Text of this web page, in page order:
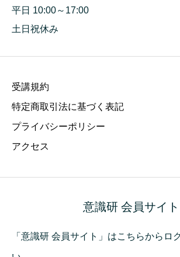
平日 10:00～17:00
土日祝休み
受講規約
特定商取引法に基づく表記
プライバシーポリシー
アクセス
意識研 会員サイト
「意識研 会員サイト」はこちらからロ